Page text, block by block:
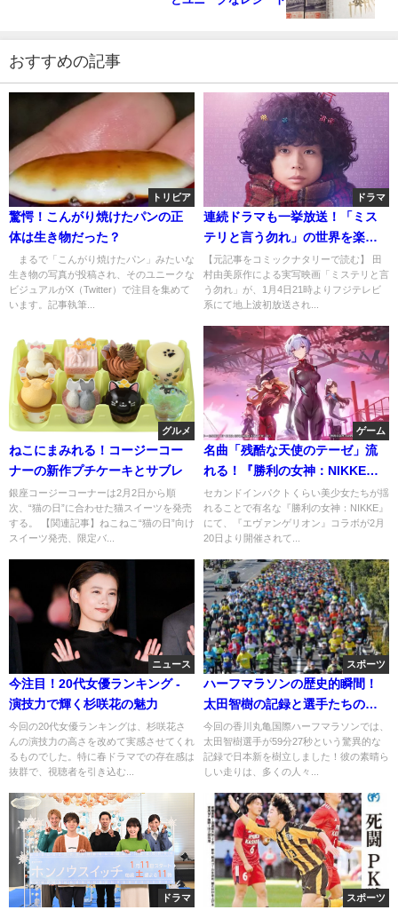
おすすめの記事
トリビア
驚愕！こんがり焼けたパンの正
体は生き物だった？
まるで「こんがり焼けたパン」みたいな
生き物の写真が投稿され、そのユニークな
ビジュアルがX（Twitter）で注目を集めて
います。記事執筆...
ドラマ
連続ドラマも一挙放送！「ミス
テリと言う勿れ」の世界を楽し
む方法
【元記事をコミックナタリーで読む】 田
村由美原作による実写映画「ミステリと言
う勿れ」が、1月4日21時よりフジテレビ
系にて地上波初放送され...
グルメ
ねこにまみれる！コージーコー
ナーの新作プチケーキとサブレ
銀座コージーコーナーは2月2日から順
次、“猫の日”に合わせた猫スイーツを発売
する。 【関連記事】ねこねこ“猫の日”向け
スイーツ発売、限定バ...
ゲーム
名曲「残酷な天使のテーゼ」流
れる！『勝利の女神：NIKKE』
エヴァコラボの全貌
セカンドインパクトくらい美少女たちが揺
れることで有名な『勝利の女神：NIKKE』
にて、『エヴァンゲリオン』コラボが2月
20日より開催されて...
ニュース
今注目！20代女優ランキング -
演技力で輝く杉咲花の魅力
今回の20代女優ランキングは、杉咲花さ
んの演技力の高さを改めて実感させてくれ
るものでした。特に春ドラマでの存在感は
抜群で、視聴者を引き込む...
スポーツ
ハーフマラソンの歴史的瞬間！
太田智樹の記録と選手たちの戦
い
今回の香川丸亀国際ハーフマラソンでは、
太田智樹選手が59分27秒という驚異的な
記録で日本新を樹立しました！彼の素晴ら
しい走りは、多くの人々...
ドラマ スポーツ